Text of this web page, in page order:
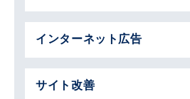
インターネット広告
サイト改善